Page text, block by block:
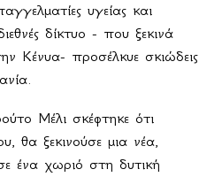
υγείας και
δίκτυο - που ξεκινά
Κένυα- προσέλκυε σκιώδεις
Μέλι σκέφτηκε ότι
θα ξεκινούσε μια νέα,
ένα χωριό στη δυτική